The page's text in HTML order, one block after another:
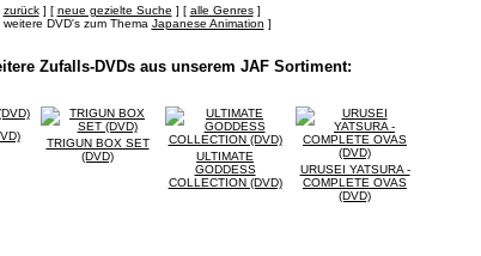
zurück] [ neue gezielte Suche ] [ alle Genres]
weitere DVD's zum Thema Japanese Animation ]
Zufalls-DVDs aus unserem JAF Sortiment:
TRIGUN BOX SET
(DVD)
ULTIMATE
GODDESS
COLLECTION (DVD)
URUSEI YATSURA -
COMPLETE OVAS
(DVD)